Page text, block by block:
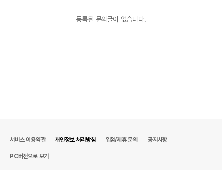
등록된 문의글이 없습니다.
서비스 이용약관 개인정보 처리방침 입점/제휴 문의 공지사항
PC버전으로 보기